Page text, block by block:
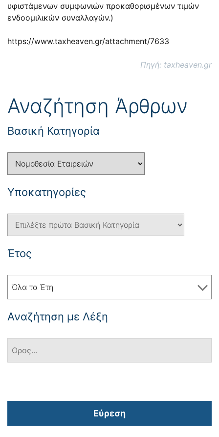
υφιστάμενων συμφωνιών προκαθορισμένων τιμών
ενδοομιλικών συναλλαγών.)
https://www.taxheaven.gr/attachment/7633
Πηγή: taxheaven.gr
Αναζήτηση Άρθρων
Βασική Κατηγορία
Yποκατηγορίες
Έτος
Όλα τα Έτη
Αναζήτηση με Λέξη
Εύρεση